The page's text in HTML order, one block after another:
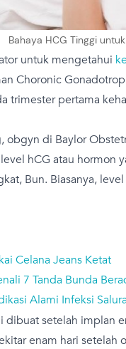
Bahaya HCG Tinggi
untuk mengetahui
Choronic
trimester pertama
obgyn di Baylor
hCG atau hormon
Bun. Biasanya,
Celana Jeans Ketat
7 Tanda Bunda
Alami Infeksi
dibuat setelah implan
enam hari setelah